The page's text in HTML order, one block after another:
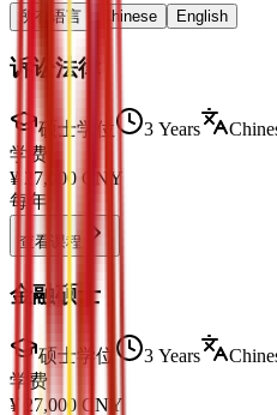
所有语言 Chinese English
诉讼法律
硕士学位 3 Years
学费
¥ 27,000 CNY
每年
查看课程
金融硕士
硕士学位 3 Years
学费
¥ 27,000 CNY